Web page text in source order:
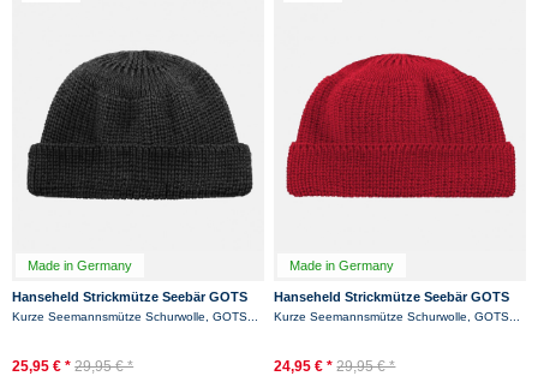
Made in Germany
Hanseheld Strickmütze Seebär GOTS
Dockermütze Seemannsmütze kurz
Kurze Seemannsmütze Schurwolle, GOTS...
25,95 € * 29,95 € *
Made in Germany
Hanseheld Strickmütze Seebär GOTS
Dockermütze Seemannsmütze kurz
Kurze Seemannsmütze Schurwolle, GOTS...
24,95 € * 29,95 € *